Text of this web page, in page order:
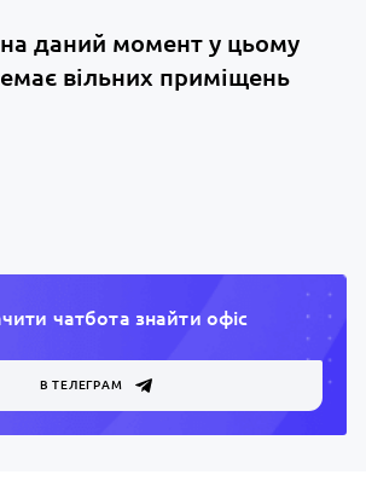
даний момент у цьому
вільних приміщень
чатбота знайти офiс
В ТЕЛЕГРАМ